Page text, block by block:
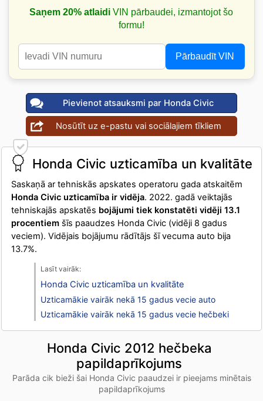
Saņem 20% atlaidi VIN pārbaudei, izmantojot šo
formu!
Pārbaudīt VIN
Pievienot atsauksmi par Honda Civic
Nosūtīt uz e-pastu vai sociālajiem tīkliem
Honda Civic uzticamība un kvalitāte
Saskaņā ar tehniskās apskates operatoru gada atskaitēm
Honda Civic uzticamība ir vidēja. 2022. gadā veiktajās
tehniskajās apskatēs bojājumi tiek konstatēti vidēji 13.1
procentiem šīs paaudzes Honda Civic (vidēji 8 gadus
veciem). Vidējais bojājumu rādītājs šī vecuma auto bija
13.7%.
Honda Civic uzticamība un kvalitāte
Uzticamākie vairāk nekā 15 gadus vecie auto
Uzticamākie vairāk nekā 15 gadus vecie hečbeki
Honda Civic 2012 hečbeka
papildaprīkojums
Parāda cik bieži šai Honda Civic paaudzei ir pieejams minētais
papildaprīkojums